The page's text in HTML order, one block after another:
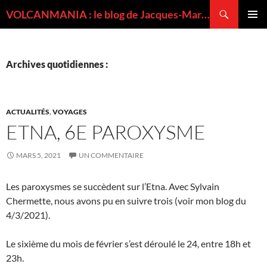
VOLCANMANIA : le blog de Jacques-Marie BARDINTZEFF, volcanologue
Archives quotidiennes :
ACTUALITÉS,VOYAGES
ETNA, 6E PAROXYSME
MARS 5, 2021 UN COMMENTAIRE
Les paroxysmes se succèdent sur l’Etna. Avec Sylvain
Chermette, nous avons pu en suivre trois (voir mon blog du
4/3/2021).
Le sixième du mois de février s’est déroulé le 24, entre 18h et
23h.